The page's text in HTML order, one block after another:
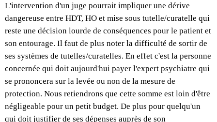
L'intervention d'un juge pourrait impliquer une dérive
dangereuse entre HDT, HO et mise sous tutelle/curatelle qui
reste une décision lourde de conséquences pour le patient et
son entourage. Il faut de plus noter la difficulté de sortir de
ses systèmes de tutelles/curatelles. En effet c'est la personne
concernée qui doit aujourd'hui payer l'expert psychiatre qui
se prononcera sur la levée ou non de la mesure de
protection. Nous retiendrons que cette somme est loin d'être
négligeable pour un petit budget. De plus pour quelqu'un
qui doit justifier de ses dépenses auprès de son